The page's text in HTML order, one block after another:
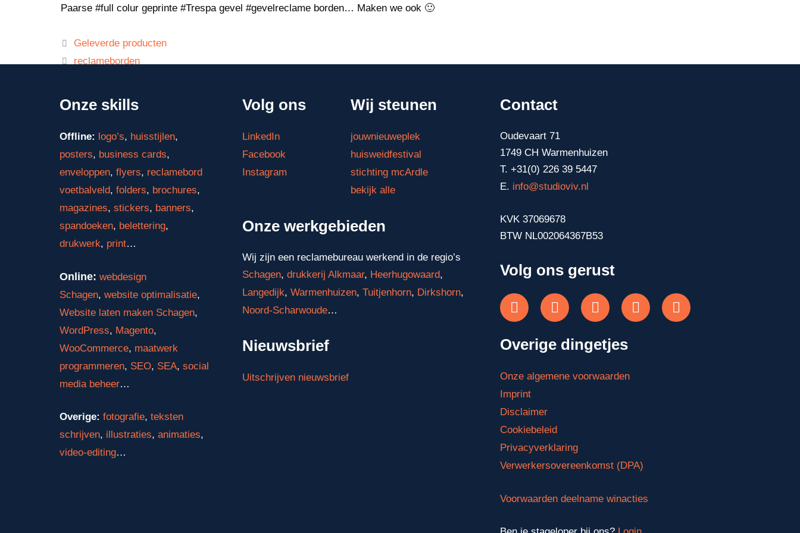
Paarse #full colur geprinte #Trespa gevel #gevelreclame borden… Maken we ook 🙂
Geleverde producten
reclameborden
Onze skills
Offline: logo’s, huisstijlen,
posters, business cards,
enveloppen,flyers, reclamebord
voetbalveld,folders, brochures,
magazines,stickers, banners,
spandoeken, belettering,
drukwerk, print…
Online:webdesign
Schagen,website optimalisatie,
Website laten maken Schagen,
WordPress, Magento,
WooCommerce, maatwerk
programmeren, SEO, SEA,social
media beheer…
Overige: fotografie,teksten
schrijven, illustraties,animaties,
video-editing…
Volg ons
LinkedIn
Facebook
Instagram
Wij steunen
jouwnieuweplek
huisweidfestival
stichting mcArdle
bekijk alle
Onze werkgebieden
Wij zijn een reclamebureau werkend in de regio’s
Schagen, drukkerij Alkmaar, Heerhugowaard,
Langedijk, Warmenhuizen, Tuitjenhorn, Dirkshorn,
Noord-Scharwoude…
Nieuwsbrief
Uitschrijven nieuwsbrief
Contact
Oudevaart 71
1749 CH Warmenhuizen
T. +31(0) 226 39 5447
E. info@studioviv.nl
KVK 37069678
BTW NL002064367B53
Volg ons gerust
Overige dingetjes
Onze algemene voorwaarden
Imprint
Disclaimer
Cookiebeleid
Privacyverklaring
Verwerkersovereenkomst (DPA)
Voorwaarden deelname winacties